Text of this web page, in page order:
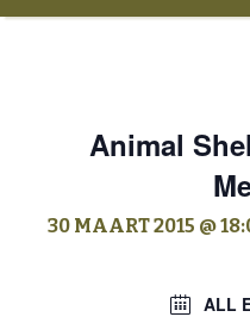
Animal
30 MAART 2015 @
ALL